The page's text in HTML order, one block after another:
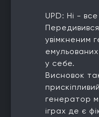
UPD: Ні -
увімкненим
у себе.
Висновок
генератор
іграх де є